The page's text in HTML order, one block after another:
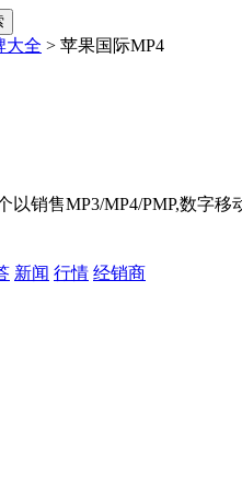
大全 > 苹果国际MP4
以销售MP3/MP4/PMP,数字
新闻 行情 经销商